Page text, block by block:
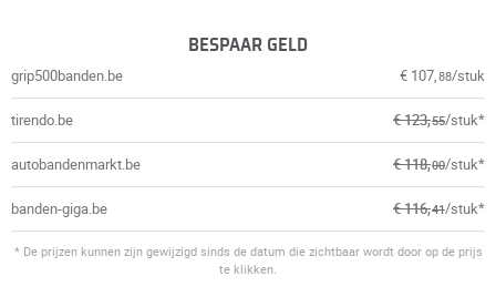
BESPAAR GELD
grip500banden.be € 107,88/stuk
tirendo.be € 123,55/stuk*
autobandenmarkt.be € 118,00/stuk*
banden-giga.be € 116,41/stuk*
* De prijzen kunnen zijn gewijzigd sinds de datum die zichtbaar wordt door op de prijs
te klikken.